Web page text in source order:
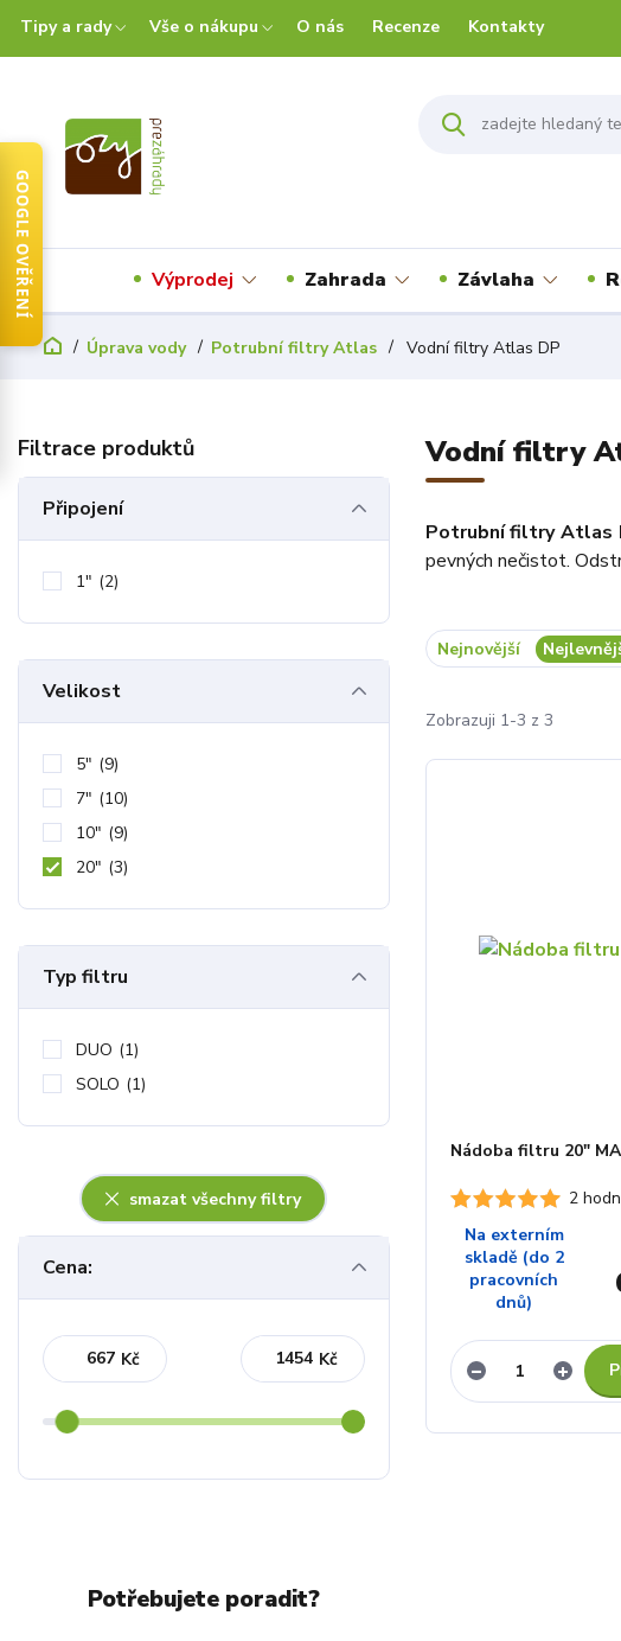
Tipy a rady Vše o nákupu O nás Recenze Kontakty
Výprodej Zahrada Závlaha
Úprava vody Potrubní filtry Atlas Vodní filtry Atlas DP
Vodní filtry
Potrubní filtry Atlas
pevných nečistot.
Nejnovější
Zobrazuji 1-3 z 3
2
Nádoba filtru 20"
Na externím
skladě (do 2
pracovních
dnů)
Cena:
Kč Kč
Připojení
1" (2)
Velikost
5" (9)
7" (10)
10" (9)
20" (3)
Typ filtru
DUO (1)
SOLO (1)
smazat všechny filtry
Potřebujete poradit?
GOOGLE OVĚŘENÍ